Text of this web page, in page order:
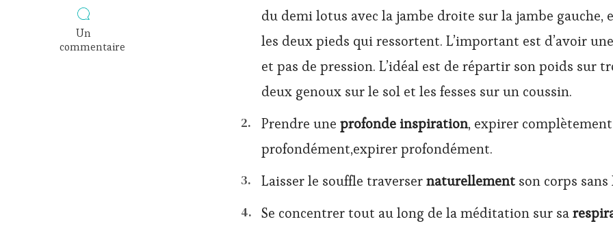
Un
commentaire
du demi lotus avec la jambe droite sur la jambe gauche,
les deux pieds qui ressortent. L’important est d’avoir
et pas de pression. L’idéal est de répartir son poids sur
deux genoux sur le sol et les fesses sur un coussin.
Prendre une profonde inspiration, expirer
profondément,expirer profondément.
Laisser le souffle traversernaturellement son corps
Se concentrer tout au long de la méditation sur sa